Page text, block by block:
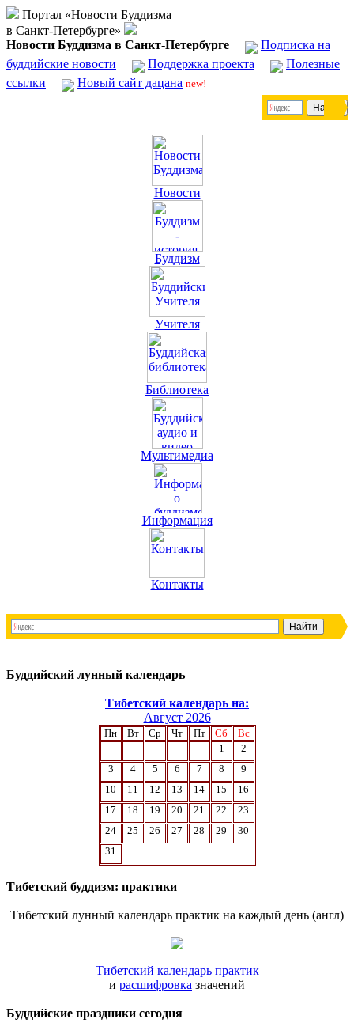
Портал «Новости Буддизма
в Санкт-Петербурге»
Новости Буддизма в Санкт-Петербурге
Подписка на
буддийские новости
Поддержка проекта
Полезные
ссылки
Новый сайт дацана new!
Новости
Буддизм
Учителя
Библиотека
Мультимедиа
Информация
Контакты
Буддийский лунный календарь
Тибетский календарь на:
Август 2026
Пн Вт Ср Чт Пт Сб
Вс
1
2
3
4 5 6 7 8
9
10
11 12 13 14 15
16
17
18 19 20 21 22
23
24
25 26 27 28 29
30
31
Тибетский буддизм: практики
Тибетский лунный календарь практик на каждый день (англ)
Тибетский календарь практик
и расшифровка значений
Буддийские праздники сегодня